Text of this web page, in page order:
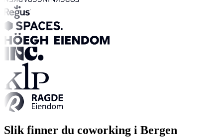
Slik finner du coworking i Bergen